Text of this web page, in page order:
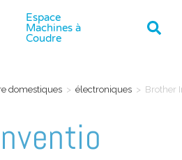
Espace
Machines à
Coudre
domestiques > électroniques > Brother